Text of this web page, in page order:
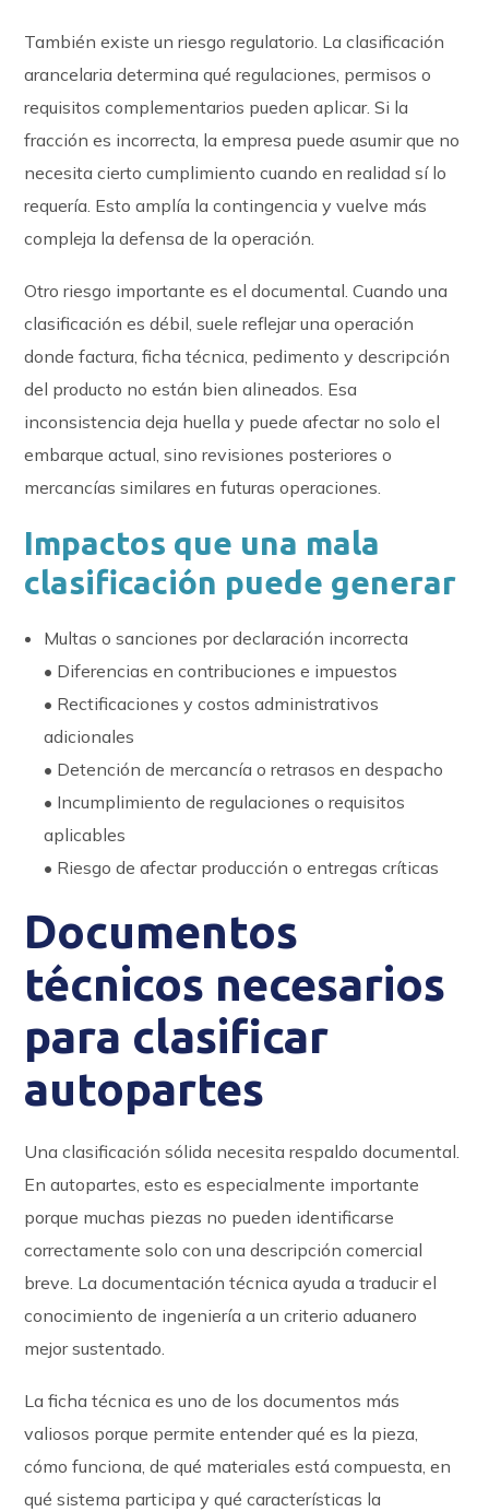
También existe un riesgo regulatorio. La clasificación
arancelaria determina qué regulaciones, permisos o
requisitos complementarios pueden aplicar. Si la
fracción es incorrecta, la empresa puede asumir que no
necesita cierto cumplimiento cuando en realidad sí lo
requería. Esto amplía la contingencia y vuelve más
compleja la defensa de la operación.
Otro riesgo importante es el documental. Cuando una
clasificación es débil, suele reflejar una operación
donde factura, ficha técnica, pedimento y descripción
del producto no están bien alineados. Esa
inconsistencia deja huella y puede afectar no solo el
embarque actual, sino revisiones posteriores o
mercancías similares en futuras operaciones.
Impactos que una mala
clasificación puede generar
Multas o sanciones por declaración incorrecta
• Diferencias en contribuciones e impuestos
• Rectificaciones y costos administrativos
adicionales
• Detención de mercancía o retrasos en despacho
• Incumplimiento de regulaciones o requisitos
aplicables
• Riesgo de afectar producción o entregas críticas
Documentos
técnicos necesarios
para clasificar
autopartes
Una clasificación sólida necesita respaldo documental.
En autopartes, esto es especialmente importante
porque muchas piezas no pueden identificarse
correctamente solo con una descripción comercial
breve. La documentación técnica ayuda a traducir el
conocimiento de ingeniería a un criterio aduanero
mejor sustentado.
La ficha técnica es uno de los documentos más
valiosos porque permite entender qué es la pieza,
cómo funciona, de qué materiales está compuesta, en
qué sistema participa y qué características la